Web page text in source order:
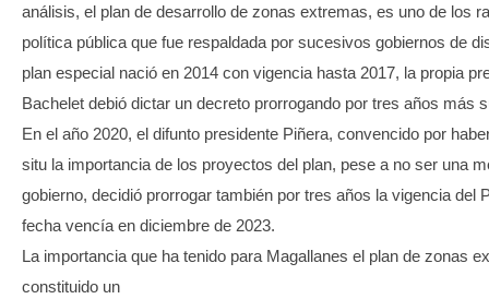
análisis, el plan de desarrollo de zonas extremas, es uno de los
política pública que fue respaldada por sucesivos gobiernos de
plan especial nació en 2014 con vigencia hasta 2017, la propia
Bachelet debió dictar un decreto prorrogando por tres años más
En el año 2020, el difunto presidente Piñera, convencido por
situ la importancia de los proyectos del plan, pese a no ser una
gobierno, decidió prorrogar también por tres años la vigencia del
fecha vencía en diciembre de 2023.
La importancia que ha tenido para Magallanes el plan de zonas
constituido un